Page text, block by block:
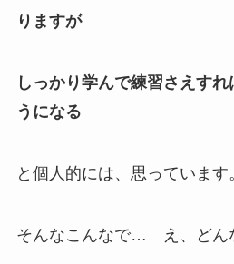
りますが
しっかり学んで練習さえす
うになる
と個人的には、思っています
そんなこんなで… え、どん